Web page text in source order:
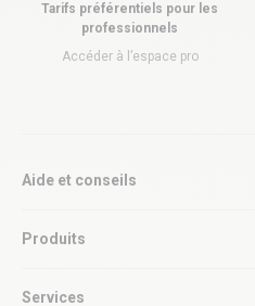
Tarifs préférentiels pour les
professionnels
Accéder à l’espace pro
Aide et conseils
Produits
Services